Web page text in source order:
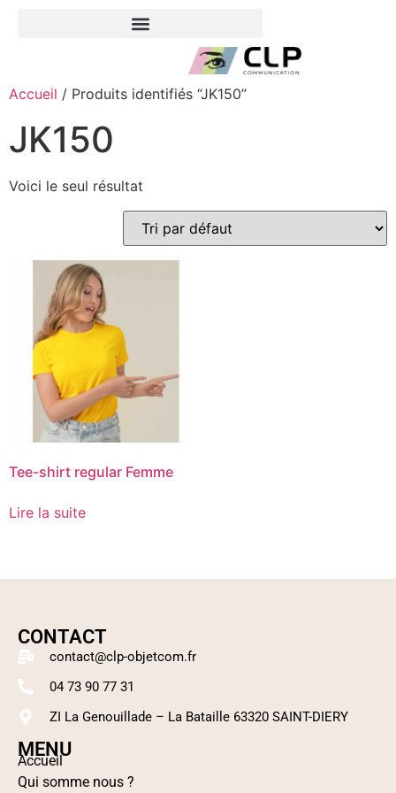
Accueil / Produits identifiés “JK150”
JK150
Voici le seul résultat
Tee-shirt regular Femme
Lire la suite
MENU
Accueil
Qui somme nous ?
CONTACT
contact@clp-objetcom.fr
04 73 90 77 31
ZI La Genouillade – La Bataille 63320 SAINT-DIERY